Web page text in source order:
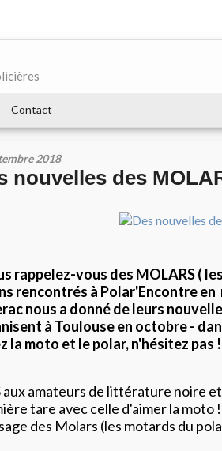
Contact
2018
nouvelles des
rappelez-vous des MOLARS (
rencontrés à Polar'Encontre en
nous a donné de leurs
à Toulouse en octobre -
la moto et le polar, n'hésitez pas !
aux amateurs de littérature noire
tare avec celle d'aimer la moto !
des Molars (les motards du